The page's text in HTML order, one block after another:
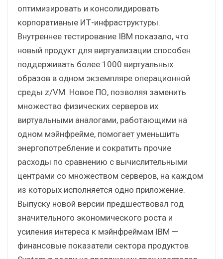
оптимизировать и консолидировать
корпоративные ИТ-инфраструктуры.
Внутреннее тестирование IBM показало, что
новый продукт для виртуализации способен
поддерживать более 1000 виртуальных
образов в одном экземпляре операционной
среды z/VM. Новое ПО, позволяя заменить
множество физических серверов их
виртуальными аналогами, работающими на
одном мэйнфрейме, помогает уменьшить
энергопотребление и сократить прочие
расходы по сравнению с вычислительными
центрами со множеством серверов, на каждом
из которых исполняется одно приложение.
Выпуску новой версии предшествовал год
значительного экономического роста и
усиления интереса к мэйнфреймам IBM —
финансовые показатели сектора продуктов